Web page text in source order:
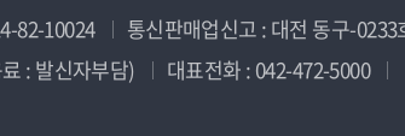
82-10024
통신판매업신고 : 대전 동구-0233
: 발신자부담)
대표전화 : 042-472-5000